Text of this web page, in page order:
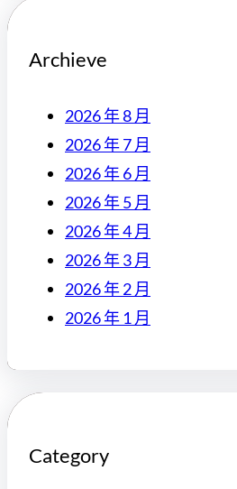
Archieve
2026 年 8 月
2026 年 7 月
2026 年 6 月
2026 年 5 月
2026 年 4 月
2026 年 3 月
2026 年 2 月
2026 年 1 月
Category